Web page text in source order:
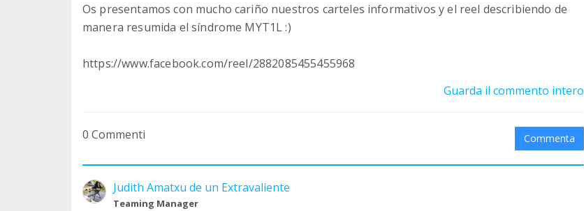
Os presentamos con mucho cariño nuestros carteles informativos y el reel describiendo de
manera resumida el síndrome MYT1L :)
https://www.facebook.com/reel/2882085455455968
Guarda il commento intero
0 Commenti Commenta
Judith Amatxu de un Extravaliente
Teaming Manager